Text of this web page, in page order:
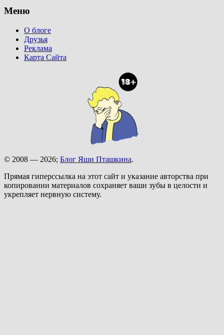
Меню
О блоге
Друзья
Реклама
Карта Сайта
© 2008 — 2026; Блог Яши Пташкина.
Прямая гиперссылка на этот сайт и указание авторства при
копировании материалов сохраняет ваши зубы в целости и
укрепляет нервную систему.